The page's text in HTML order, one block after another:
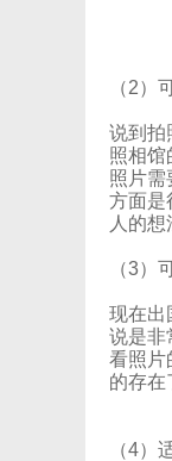
（2）
说到拍
照相馆
照片需
方面是
人的想
（3）
现在出
说是非
看照片
的存在
（4）